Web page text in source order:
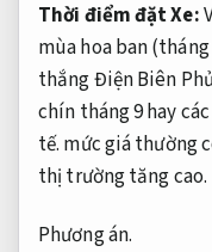
Thời điểm đặt Xe:
mùa hoa ban
thắng Điện Biên
chín tháng 9 hay
tế. mức giá thường
thị trường tăng cao.
Phương án.